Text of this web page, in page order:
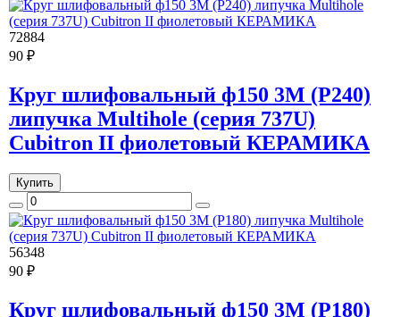
72884
90 ₽
Круг шлифовальный ф150 3M (Р240)
липучка Multihole (серия 737U)
Cubitron II фиолетовый КЕРАМИКА
Купить
56348
90 ₽
Круг шлифовальный ф150 3M (Р180)